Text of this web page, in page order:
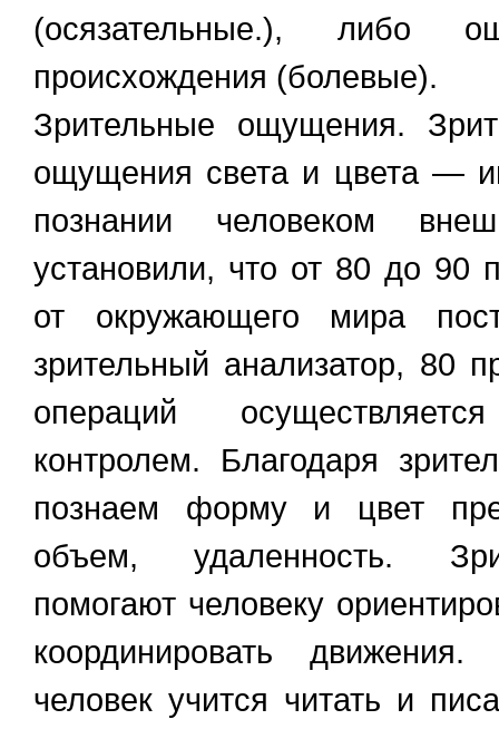
(осязательные.), либо
происхождения (болевые).
Зрительные ощущения.
ощущения света и цвета —
познании человеком
установили, что от 80 до 90
от окружающего мира
зрительный анализатор, 80
операций
контролем. Благодаря
познаем форму и цвет
объем, удаленность.
помогают человеку
координировать
человек учится читать и